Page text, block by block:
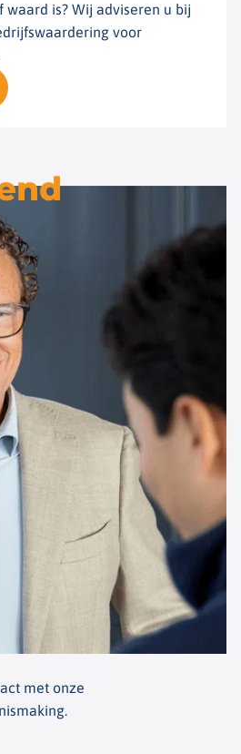
is? Wij adviseren u bij
voor
met onze